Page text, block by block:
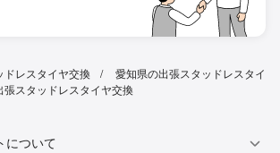
ドレスタイヤ交換
愛知県の出張スタッドレスタイ
張スタッドレスタイヤ交換
について